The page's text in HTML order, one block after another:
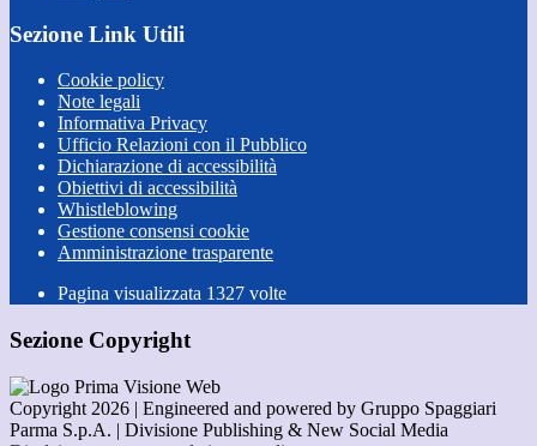
Sezione Link Utili
Cookie policy
Note legali
Informativa Privacy
Ufficio Relazioni con il Pubblico
Dichiarazione di accessibilità
Obiettivi di accessibilità
Whistleblowing
Gestione consensi cookie
Amministrazione trasparente
Pagina visualizzata 1327 volte
Sezione Copyright
Copyright 2026 | Engineered and powered by Gruppo Spaggiari
Parma S.p.A. | Divisione Publishing & New Social Media